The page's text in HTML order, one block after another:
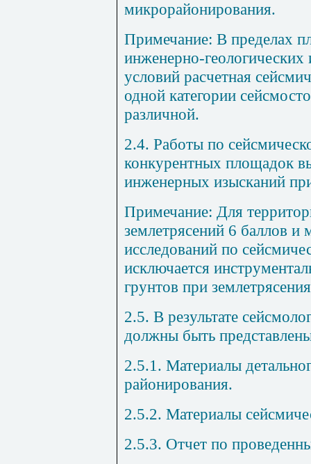
микрорайонирования.
Примечание: В пределах
инженерно-геологических
условий расчетная
одной категории
различной.
2.4. Работы по
конкурентных площадок
инженерных изысканий
Примечание: Для
землетрясений 6 баллов и
исследований по
исключается
грунтов при
2.5. В результате
должны быть
2.5.1. Материалы
районирования.
2.5.2. Материалы
2.5.3. Отчет по